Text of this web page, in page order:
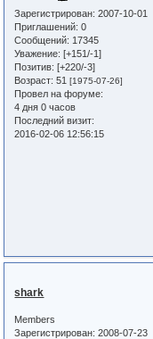
Зарегистрирован: 2007-10-01
Приглашений: 0
Сообщений: 17345
Уважение: [+151/-1]
Позитив: [+220/-3]
Возраст: 51[1975-07-26]
Провел на форуме:
4 дня 0 часов
Последний визит:
2016-02-06 12:56:15
shark
Members
Зарегистрирован: 2008-07-23